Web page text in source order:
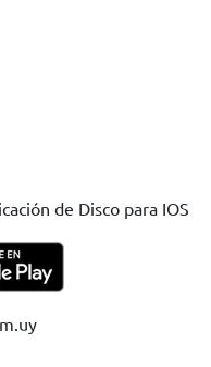
de Disco para IOS